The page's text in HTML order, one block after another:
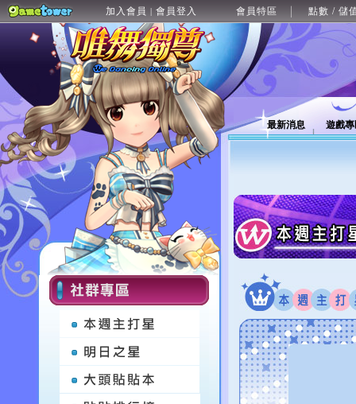
加入會員 | 會員登入 會員特區 點數 / 儲
最新消息 遊戲